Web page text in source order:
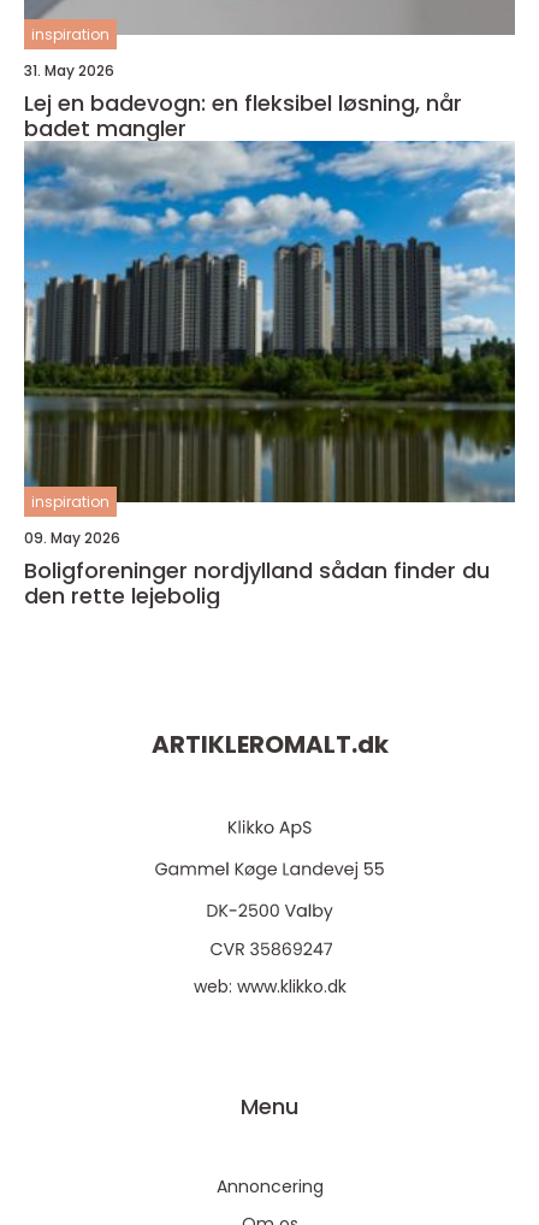
inspiration
31. May 2026
Lej en badevogn: en fleksibel løsning, når
badet mangler
inspiration
09. May 2026
Boligforeninger nordjylland sådan finder du
den rette lejebolig
ARTIKLEROMALT.dk
web: www.klikko.dk
Menu
Annoncering